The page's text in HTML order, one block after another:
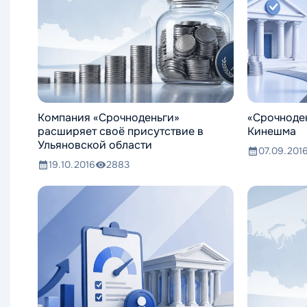
Компания «Срочноденьги»
расширяет своё присутствие в
Ульяновской области
19.10.2016 2883
Кинешма